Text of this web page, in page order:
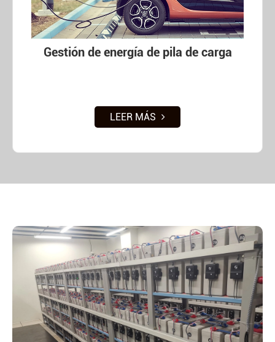
Gestión de energía de pila de carga
LEER MÁS